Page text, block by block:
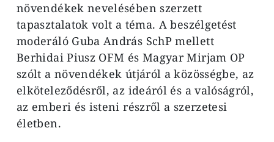
növendékek nevelésében szerzett
tapasztalatok volt a téma. A beszélgetést
moderáló Guba András SchP mellett
Berhidai Piusz OFM és Magyar Mirjam OP
szólt a növendékek útjáról a közösségbe, az
elköteleződésről, az ideáról és a valóságról,
az emberi és isteni részről a szerzetesi
életben.